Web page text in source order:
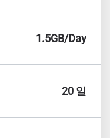
1.5GB/Day
20 일